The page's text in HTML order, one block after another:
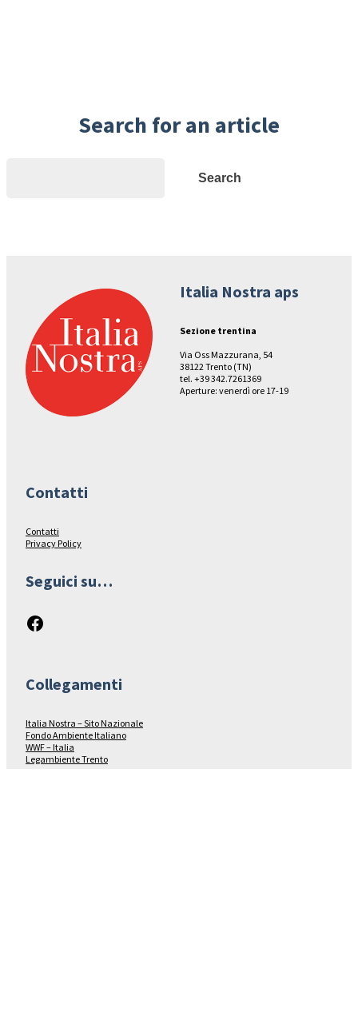
Search for an article
Search
Italia Nostra aps
Sezione trentina
Via Oss Mazzurana, 54
38122 Trento (TN)
tel. +39 342.7261369
Aperture: venerdì ore 17-19
Contatti
Contatti
Privacy Policy
Seguici su…
Facebook
Collegamenti
Italia Nostra – Sito Nazionale
Fondo Ambiente Italiano
WWF – Italia
Legambiente Trento